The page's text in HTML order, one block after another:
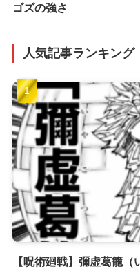
ゴズの強さ
人気記事ランキング
【呪術廻戦】彌虚葛籠（